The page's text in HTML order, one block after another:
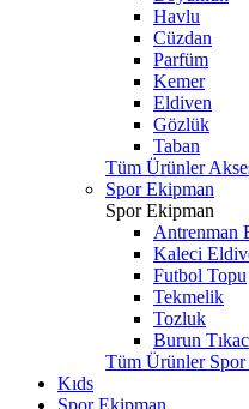
Havlu
Cüzdan
Parfüm
Kemer
Eldiven
Gözlük
Taban
Tüm Ürünler
Spor Ekipman
Spor Ekipman
Antrenman
Kaleci
Futbol Topu
Tekmelik
Tozluk
Burun
Tüm Ürünler
Kıds
Spor Ekipman